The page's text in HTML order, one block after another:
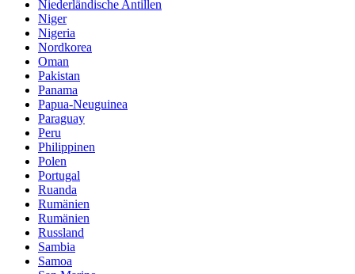
Niederländische Antillen
Niger
Nigeria
Nordkorea
Oman
Pakistan
Panama
Papua-Neuguinea
Paraguay
Peru
Philippinen
Polen
Portugal
Ruanda
Rumänien
Rumänien
Russland
Sambia
Samoa